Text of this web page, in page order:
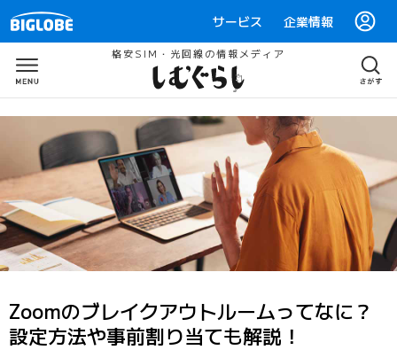
サービス 企業情報
格安SIM・光回線の情報メディア
Zoomのブレイクアウトルームってなに？
設定方法や事前割り当ても解説！